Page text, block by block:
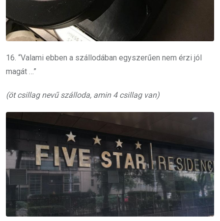
16. “Valami ebben a szállodában egyszerűen nem érzi jól
magát …”
(öt csillag nevű szálloda, amin 4 csillag van)